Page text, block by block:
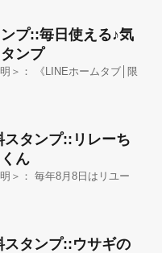
プ::毎日使える♪気
ンプ
＞： 《LINEホームタブ│限
スタンプ::リレーち
ん
＞： 毎年8月8日はリユー
スタンプ::ウサギの